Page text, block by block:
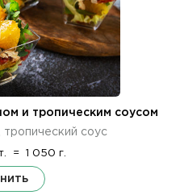
и тропическим соусом
тропический соус
= 1 050 г.